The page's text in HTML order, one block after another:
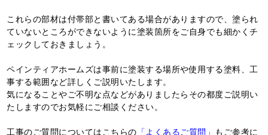
これらの部材は付帯部と書いてある場合がありますので、塗られ
ていないところができないように塗装箇所をご自身でも細かくチ
ェックしておきましょう。
ペインティアホームズは事前に塗装する場所や使用する塗料、工
事する範囲など詳しくご説明いたします。
気になることやご不明な点などがありましたらその都度ご説明い
たしますのでお気軽にご相談ください。
工事のご質問についてはこちらの 「よくあるご質問」 もご参考に